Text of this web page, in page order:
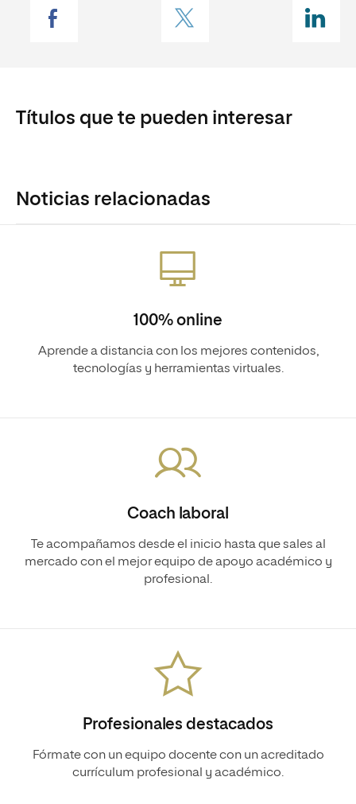
Títulos que te pueden interesar
Noticias relacionadas
100% online
Aprende a distancia con los mejores contenidos,
tecnologías y herramientas virtuales.
Coach laboral
Te acompañamos desde el inicio hasta que sales al
mercado con el mejor equipo de apoyo académico y
profesional.
Profesionales destacados
Fórmate con un equipo docente con un acreditado
currículum profesional y académico.